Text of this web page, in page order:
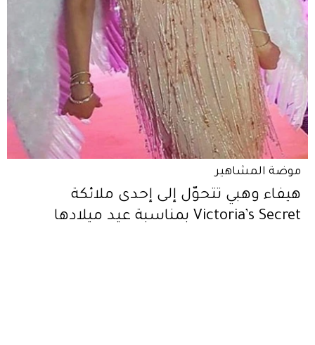
موضة المشاهير
هيفاء وهبي تتحوّل إلى إحدى ملائكة
Victoria’s Secret بمناسبة عيد ميلادها